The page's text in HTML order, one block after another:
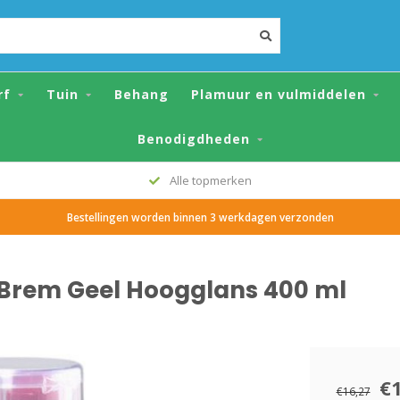
Tuin Behang Plamuur en vulmiddelen
Benodigdheden
Grote voorraad
Bestellingen worden binnen 3 werkdagen verzonden
400 ml
Geel Hoogglans 400 ml
€16,27